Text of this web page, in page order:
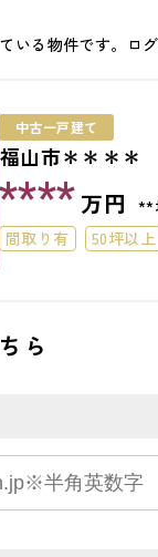
いる物件です。ロ
中古一戸建て
福山市＊＊＊＊
**** 万円 **
間取り有
50坪以上
ら